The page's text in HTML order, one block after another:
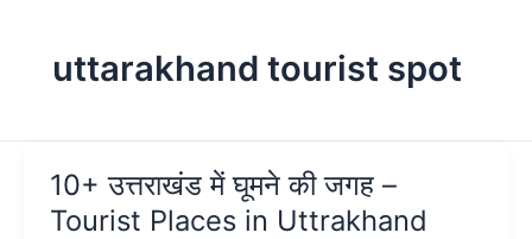
uttarakhand tourist spot
10+ उत्तराखंड में घूमने की जगह –
Tourist Places in Uttrakhand